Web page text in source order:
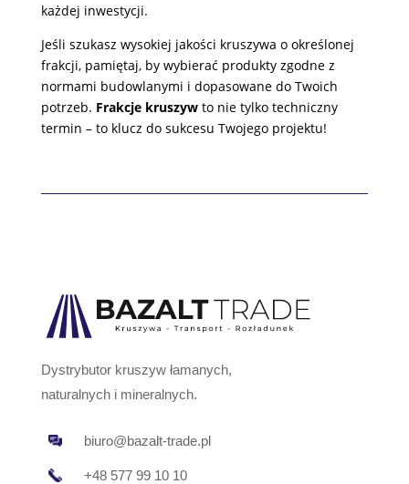
każdej inwestycji.
Jeśli szukasz wysokiej jakości kruszywa o określonej
frakcji, pamiętaj, by wybierać produkty zgodne z
normami budowlanymi i dopasowane do Twoich
potrzeb. Frakcje kruszywto nie tylko techniczny
termin – to klucz do sukcesu Twojego projektu!
Dystrybutor kruszyw łamanych,
naturalnych i mineralnych.
biuro@bazalt-trade.pl
+48 577 99 10 10